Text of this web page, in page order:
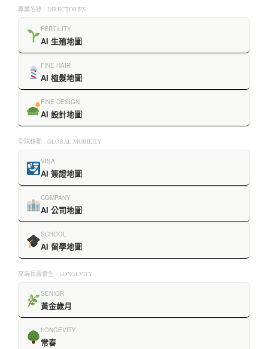
專業名錄 · DIRECTORIES
FERTILITY
AI 生殖地圖
FINE HAIR
AI 植髮地圖
FINE DESIGN
AI 設計地圖
全球移動 · GLOBAL MOBILITY
VISA
AI 簽證地圖
COMPANY
AI 公司地圖
SCHOOL
AI 留學地圖
高端長壽養生 · LONGEVITY
SENIOR
黃金歲月
LONGEVITY
常春